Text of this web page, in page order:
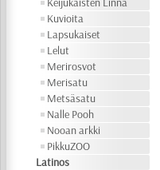
Kuvioita
Lapsukaiset
Lelut
Merirosvot
Merisatu
Metsäsatu
Nalle Pooh
Nooan arkki
PikkuZOO
Latinos